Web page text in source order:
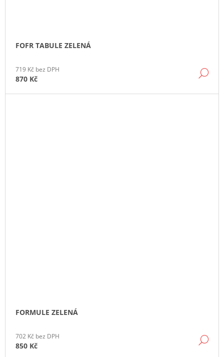
FOFR TABULE ZELENÁ
719 Kč bez DPH
870 Kč
FORMULE ZELENÁ
702 Kč bez DPH
850 Kč